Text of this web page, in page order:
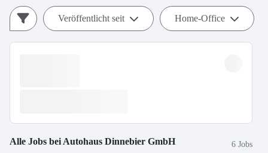
Veröffentlicht seit Home-Office
Alle Jobs bei Autohaus Dinnebier GmbH 6 Jobs